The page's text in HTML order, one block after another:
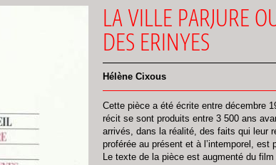
LA VILLE PARJURE
DES ERINYES
Hélène Cixous
Cette pièce a été écrite entre décembre
récit se sont produits entre 3 500 ans
arrivés, dans la réalité, des faits qui leur
proférée au présent et à l’intemporel, est
Le texte de la pièce est augmenté du